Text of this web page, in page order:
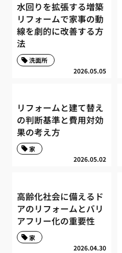
水回りを拡張する増築
リフォームで家事の動
線を劇的に改善する方
法
2026.05.05
洗面所
リフォームと建て替え
の判断基準と費用対効
果の考え方
2026.05.02
家
高齢化社会に備えるド
アのリフォームとバリ
アフリー化の重要性
2026.04.30
家